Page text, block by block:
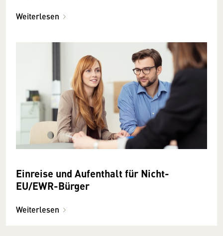
Weiterlesen
Einreise und Aufenthalt für Nicht-
EU/EWR-Bürger
Weiterlesen